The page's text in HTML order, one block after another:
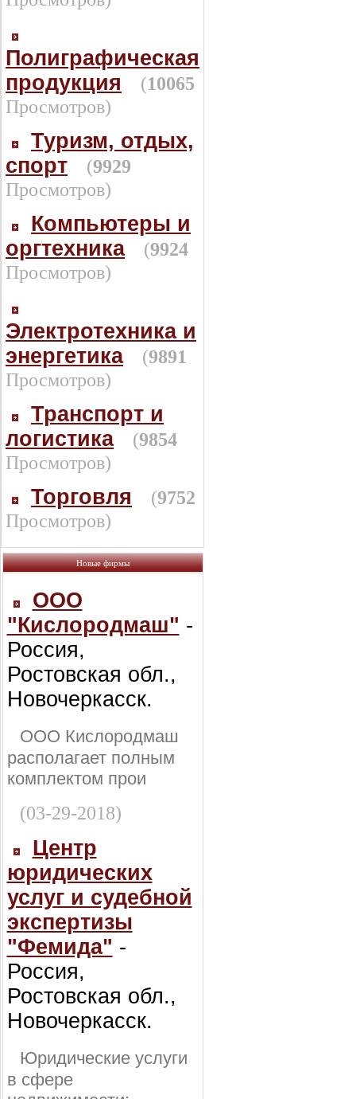
Полиграфическая
продукция
(10065
Просмотров)
Туризм, отдых,
спорт
(9929
Просмотров)
Компьютеры и
оргтехника
(9924
Просмотров)
Электротехника и
энергетика
(9891
Просмотров)
Транспорт и
логистика
(9854
Просмотров)
Торговля (9752
Просмотров)
Новые фирмы
ООО
"Кислородмаш" -
Россия,
Ростовская обл.,
Новочеркасск.
ООО Кислородмаш
располагает полным
комплектом прои
(03-29-2018)
Центр
юридических
услуг и судебной
экспертизы
"Фемида" -
Россия,
Ростовская обл.,
Новочеркасск.
Юридические услуги
в сфере